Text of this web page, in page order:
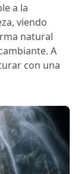
a la
viendo
natural
A
con una